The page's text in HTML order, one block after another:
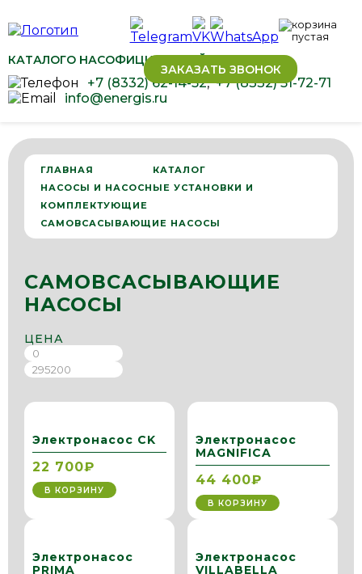
КАТАЛОГО НАСОФИЦИАЛЬНЫЙ ДИЛЕР ОВЕН
+7 (8332) 62-14-52,+7 (8332) 51-72-71
info@energis.ru
ЗАКАЗАТЬ ЗВОНОК
ГЛАВНАЯ
КАТАЛОГ
НАСОСЫ И НАСОСНЫЕ УСТАНОВКИ И
КОМПЛЕКТУЮЩИЕ
САМОВСАСЫВАЮЩИЕ НАСОСЫ
САМОВСАСЫВАЮЩИЕ
НАСОСЫ
ЦЕНА
Электронасос CK
22 700₽
В КОРЗИНУ
Электронасос
MAGNIFICA
44 400₽
В КОРЗИНУ
Электронасос
PRIMA
Электронасос
VILLABELLA